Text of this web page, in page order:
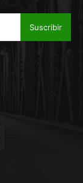
Suscribir